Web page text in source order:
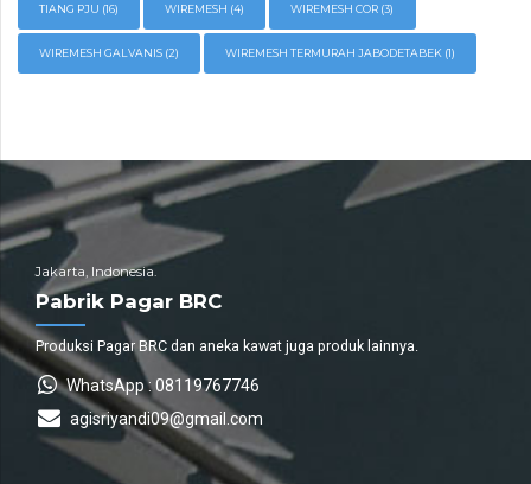
TIANG PJU (16) WIREMESH (4) WIREMESH COR (3)
WIREMESH GALVANIS (2) WIREMESH TERMURAH JABODETABEK (1)
Jakarta, Indonesia.
Pabrik Pagar BRC
Produksi Pagar BRC dan aneka kawat juga produk lainnya.
WhatsApp : 08119767746
agisriyandi09@gmail.com